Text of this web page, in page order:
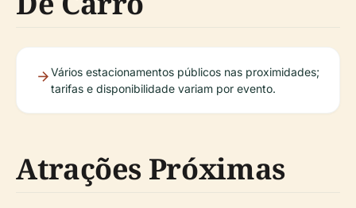
Vários estacionamentos públicos nas proximidades;
tarifas e disponibilidade variam por evento.
Atrações Próximas